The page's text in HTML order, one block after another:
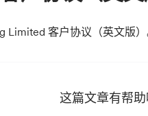
客户协议（英文版）
这篇文章有帮助